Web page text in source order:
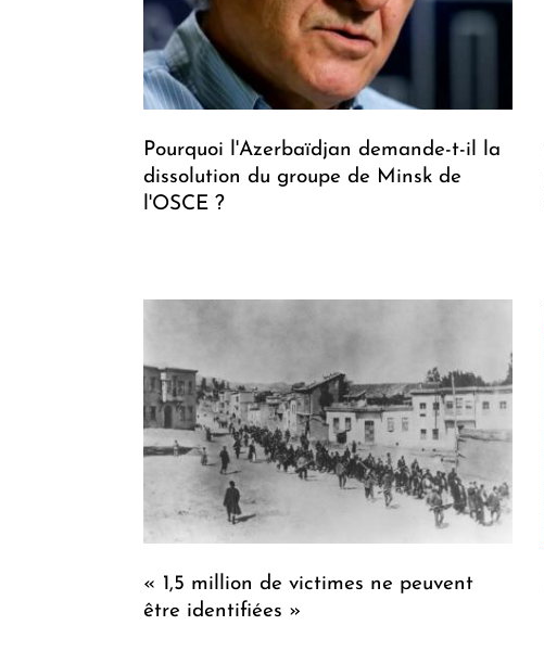
Pourquoi l'Azerbaïdjan demande-t-il la
dissolution du groupe de Minsk de
l'OSCE ?
« 1,5 million de victimes ne peuvent
être identifiées »